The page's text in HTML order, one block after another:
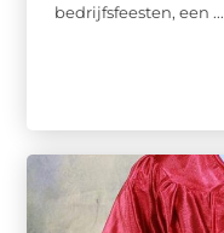
bedrijfsfeesten, een ...